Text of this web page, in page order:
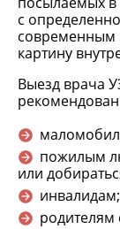
с
современным
картину
Выезд врача
пожилым
или
инвалидам;
родителям